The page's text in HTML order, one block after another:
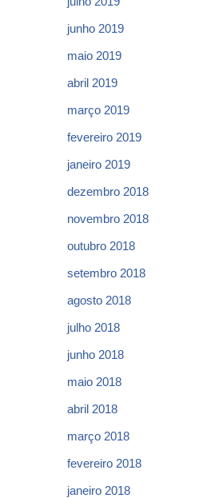
junho 2019
maio 2019
abril 2019
março 2019
fevereiro 2019
janeiro 2019
dezembro 2018
novembro 2018
outubro 2018
setembro 2018
agosto 2018
julho 2018
junho 2018
maio 2018
abril 2018
março 2018
fevereiro 2018
janeiro 2018